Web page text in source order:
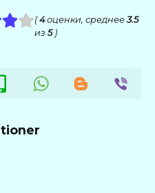
(4оценки, среднее3.5
из 5)